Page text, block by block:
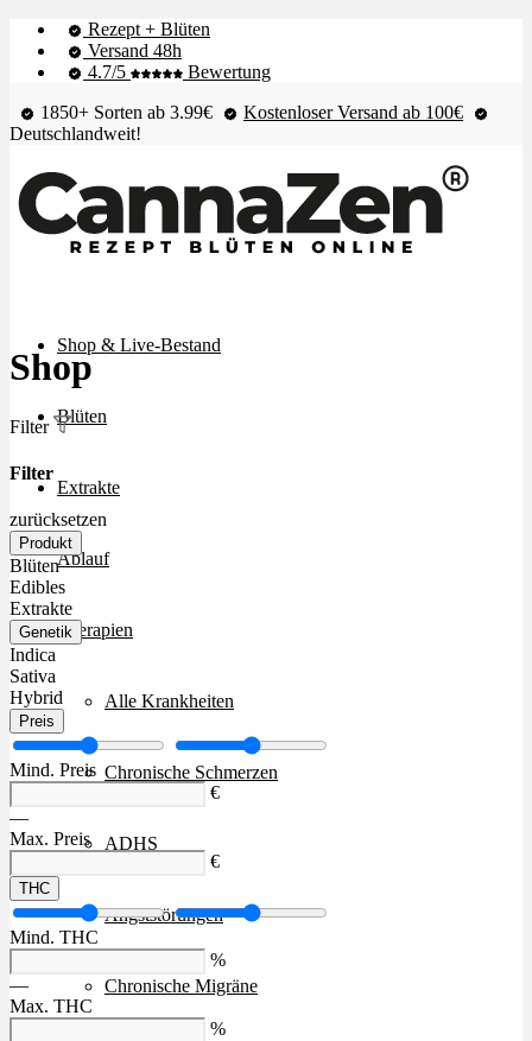
Rezept + Blüten
Versand 48h
4.7/5
Bewertung
1850+ Sorten ab 3.99€
Kostenloser Versand ab 100€
Deutschlandweit!
Shop & Live-Bestand
Blüten
Extrakte
Ablauf
Therapien
Alle Krankheiten
Chronische Schmerzen
ADHS
Angststörungen
Chronische Migräne
Shop
Filter
Filter
zurücksetzen
Produkt
Blüten
Edibles
Extrakte
Genetik
Indica
Sativa
Hybrid
Preis
Mind. Preis
€
—
Max. Preis
€
THC
Mind. THC
%
—
Max. THC
%